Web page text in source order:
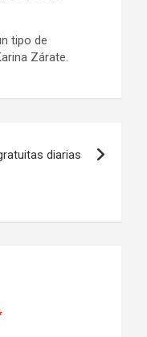
tipo de
Zárate.
diarias